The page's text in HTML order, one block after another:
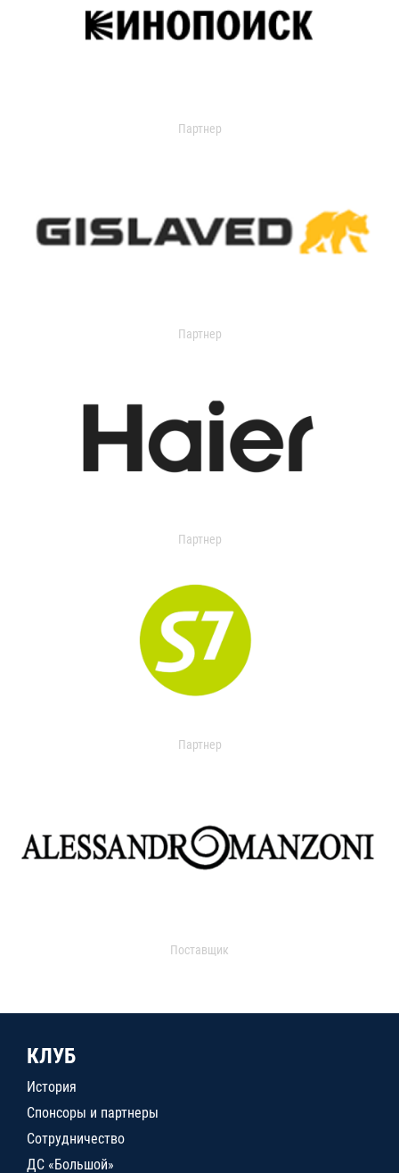
Партнер
Партнер
Партнер
Партнер
Поставщик
КЛУБ
История
Спонсоры и партнеры
Сотрудничество
ДС «Большой»